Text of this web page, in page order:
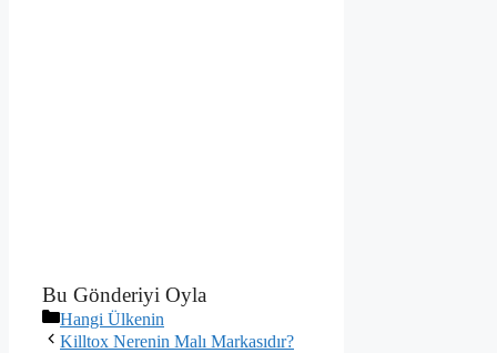
Bu Gönderiyi Oyla
Kategoriler
Hangi Ülkenin
Killtox Nerenin Malı Markasıdır?